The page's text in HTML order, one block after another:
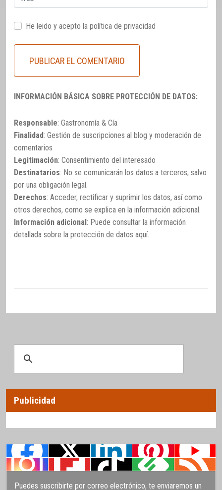
He leido y acepto la política de privacidad
INFORMACIÓN BÁSICA SOBRE PROTECCIÓN DE DATOS:
Responsable: Gastronomía & Cía
Finalidad: Gestión de suscripciones al blog y moderación de
comentarios
Legitimación: Consentimiento del interesado
Destinatarios: No se comunicarán los datos a terceros, salvo
por una obligación legal.
Derechos: Acceder, rectificar y suprimir los datos, así como
otros derechos, como se explica en la información adicional.
Información adicional: Puede consultar la información
detallada sobre la protección de datos aquí.
Publicidad
Puedes suscribirte por correo electrónico, te enviaremos un